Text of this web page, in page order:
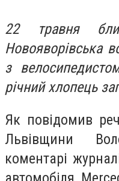
22 травня
Новояворівська
з
річний хлопець
Як повідомив
Львівщини
коментарі